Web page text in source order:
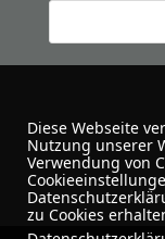
Diese Webseite
Nutzung unserer
Verwendung von
zu Cookies